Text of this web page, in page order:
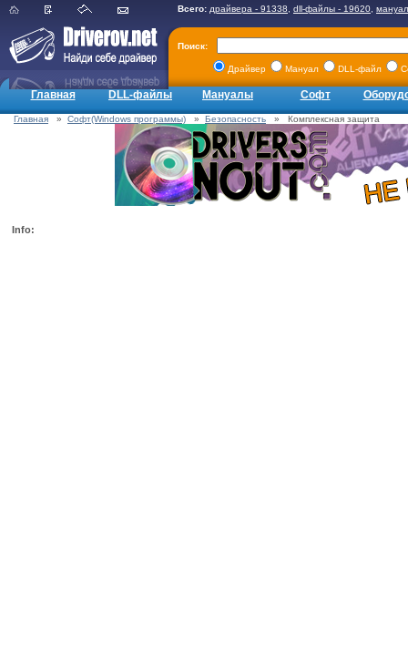
Всего: драйвера - 91338 dll-файлы - 19620
Поиск:
Драйвер Мануал DLL-файл
Главная DLL-файлы Мануалы Софт
Главная » Софт(Windows программы) » Безопасность » Комплексная защита
Info: